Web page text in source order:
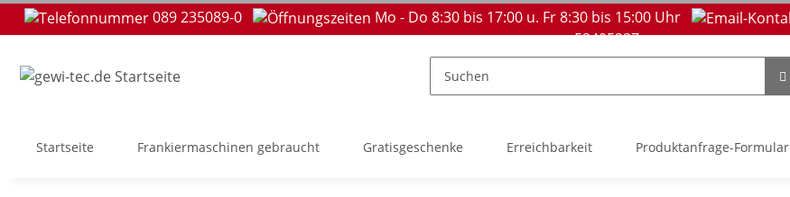
089 235089-0 Mo - Do 8:30 bis 17:00 u. Fr 8:30 bis 15:00 Uhr
53405237
Startseite Frankiermaschinen gebraucht Gratisgeschenke Erreichbarkeit Produktanfrage-Formular